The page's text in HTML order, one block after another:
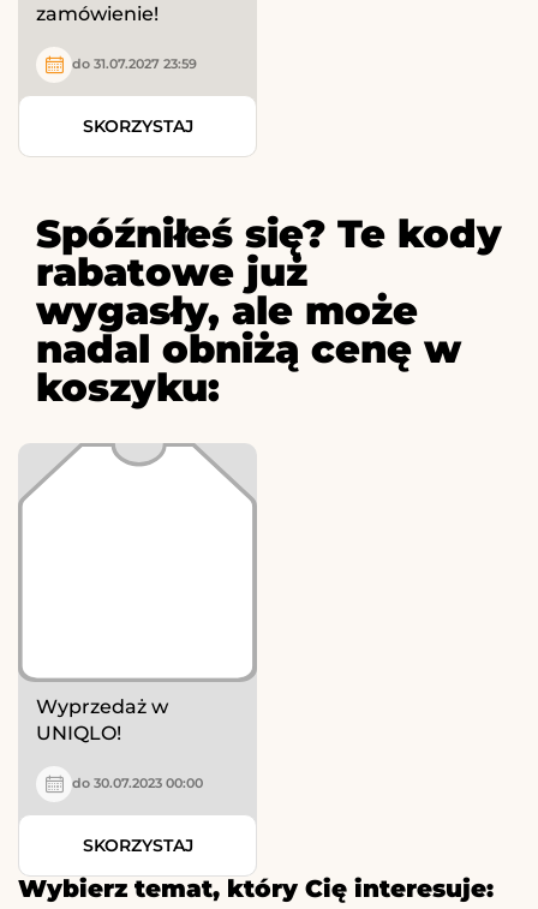
Wybierz temat, który Cię interesuje:
zamówienie!
do 31.07.2027 23:59
SKORZYSTAJ
Spóźniłeś się? Te kody
rabatowe już
wygasły, ale może
nadal obniżą cenę w
koszyku:
Wyprzedaż w
UNIQLO!
do 30.07.2023 00:00
SKORZYSTAJ